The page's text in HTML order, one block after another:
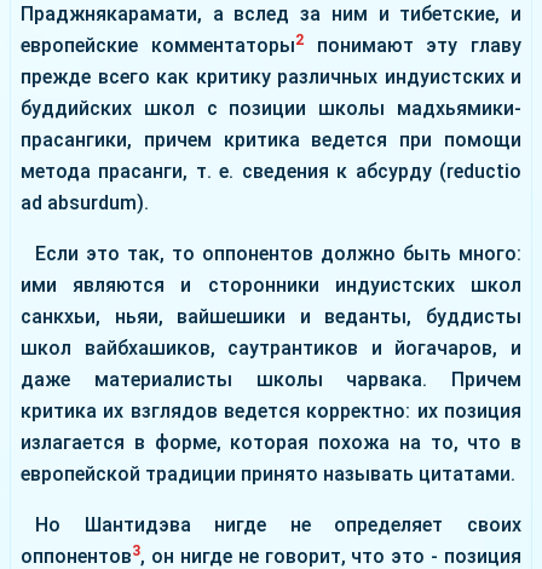
Праджнякарамати, а вслед за ним и тибетские, и
европейские комментаторы2понимают эту главу
прежде всего как критику различных индуистских и
буддийских школ с позиции школы мадхьямики-
прасангики, причем критика ведется при помощи
метода прасанги, т. е. сведения к абсурду (reductio
ad absurdum).
Если это так, то оппонентов должно быть много:
ими являются и сторонники индуистских школ
санкхьи, ньяи, вайшешики и веданты, буддисты
школ вайбхашиков, саутрантиков и йогачаров, и
даже материалисты школы чарвака. Причем
критика их взглядов ведется корректно: их позиция
излагается в форме, которая похожа на то, что в
европейской традиции принято называть цитатами.
Но Шантидэва нигде не определяет своих
оппонентов3, он нигде не говорит, что это - позиция